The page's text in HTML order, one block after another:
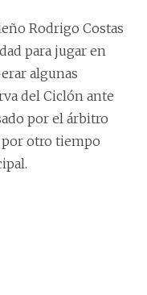
Rodrigo Costas
para jugar en
algunas
del Ciclón ante
por el árbitro
por otro tiempo